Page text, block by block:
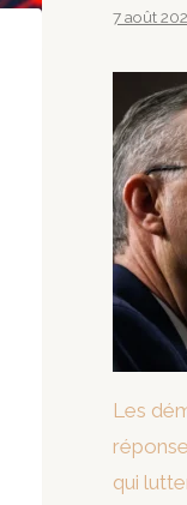
7 août
Les
qui